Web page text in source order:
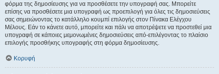
φόρμα της δημοσίευσης για να προσθέσετε την υπογραφή σας. Μπορείτε
επίσης να προσθέσετε μια υπογραφή ως προεπιλογή για όλες τις δημοσιεύσεις
σας σημειώνοντας το κατάλληλο κουμπί επιλογής στον Πίνακα Ελέγχου
Μέλους. Εάν το κάνετε αυτό, μπορείτε και πάλι να αποτρέψετε να προστεθεί μια
υπογραφή σε κάποιες μεμονωμένες δημοσιεύσεις από-επιλέγοντας το πλαίσιο
επιλογής προσθήκης υπογραφής στη φόρμα δημοσίευσης.
Κορυφή